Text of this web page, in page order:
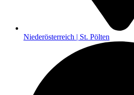
Niederösterreich | St. Pölten